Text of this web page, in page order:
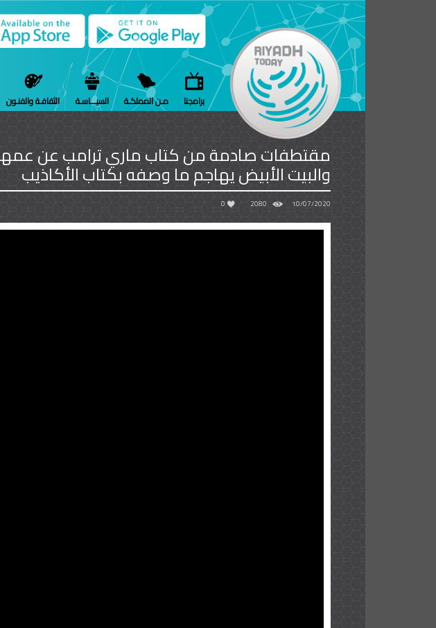
برامجنا مـن المملكـة السيـــاسـة الثقافـة والفنـون
مقتطفات صادمة من كتاب ماري ترامب عن عمها
والبيت الأبيض يهاجم ما وصفه بكتاب الأكاذيب
10/07/2020
2080
0